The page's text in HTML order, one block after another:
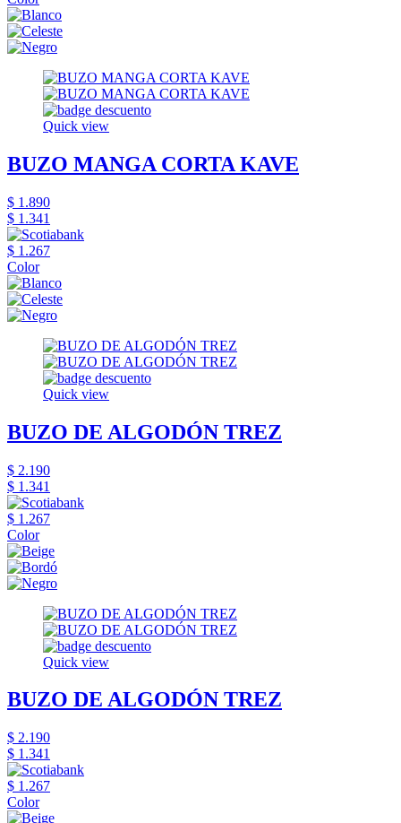
Quick view
BUZO MANGA CORTA KAVE
$ 1.890
$ 1.341
$ 1.267
Color
Quick view
BUZO DE ALGODÓN TREZ
$ 2.190
$ 1.341
$ 1.267
Color
Quick view
BUZO DE ALGODÓN TREZ
$ 2.190
$ 1.341
$ 1.267
Color